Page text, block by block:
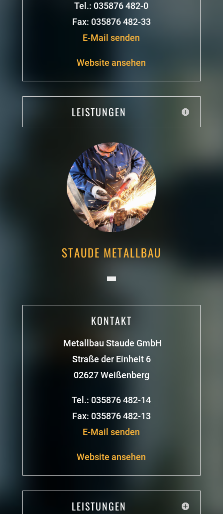
Tel.: 035876 482-0
Fax: 035876 482-33
E-Mail senden
Website ansehen
LEISTUNGEN
STAUDE METALLBAU
KONTAKT
Metallbau Staude GmbH
Straße der Einheit 6
02627 Weißenberg
Tel.: 035876 482-14
Fax: 035876 482-13
E-Mail senden
Website ansehen
LEISTUNGEN